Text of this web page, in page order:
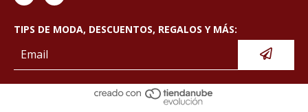
TIPS DE MODA, DESCUENTOS, REGALOS Y MÁS: